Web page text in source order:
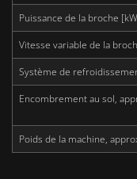
Puissance de la broche
Vitesse variable de la
Système de
Encombrement au sol,
Poids de la machine,